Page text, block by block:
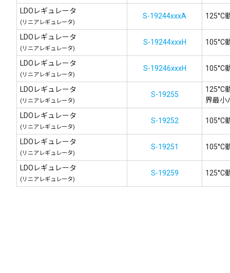
LDOレギュレータ
(リニアレギュレータ)
S-19244xxxA 125°C
LDOレギュレータ
(リニアレギュレータ)
S-19244xxxH 105°C
LDOレギュレータ
(リニアレギュレータ)
S-19246xxxH 105°C
LDOレギュレータ
(リニアレギュレータ)
S-19255
125°C
界最小
LDOレギュレータ
(リニアレギュレータ)
S-19252 105°C
LDOレギュレータ
(リニアレギュレータ)
S-19251 105°C
LDOレギュレータ
(リニアレギュレータ)
S-19259 125°C